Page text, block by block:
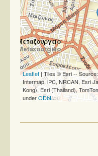
Leaflet | Tiles © Esri --
Intermap, iPC, NRCAN, Esri
Kong), Esri (Thailand),
underODbL.